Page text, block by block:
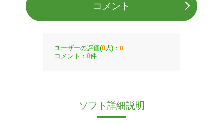
コメント
ユーザーの評価(0 人)： 0
コメント： 0件
ソフト詳細説明